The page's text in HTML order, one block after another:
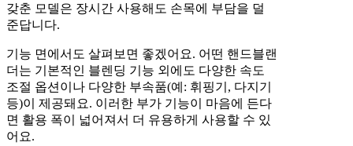
갖춘 모델은 장시간 사용해도 손목에 부담을 덜
준답니다.
기능 면에서도 살펴보면 좋겠어요. 어떤 핸드블랜
더는 기본적인 블렌딩 기능 외에도 다양한 속도
조절 옵션이나 다양한 부속품(예: 휘핑기, 다지기
등)이 제공돼요. 이러한 부가 기능이 마음에 든다
면 활용 폭이 넓어져서 더 유용하게 사용할 수 있
어요.